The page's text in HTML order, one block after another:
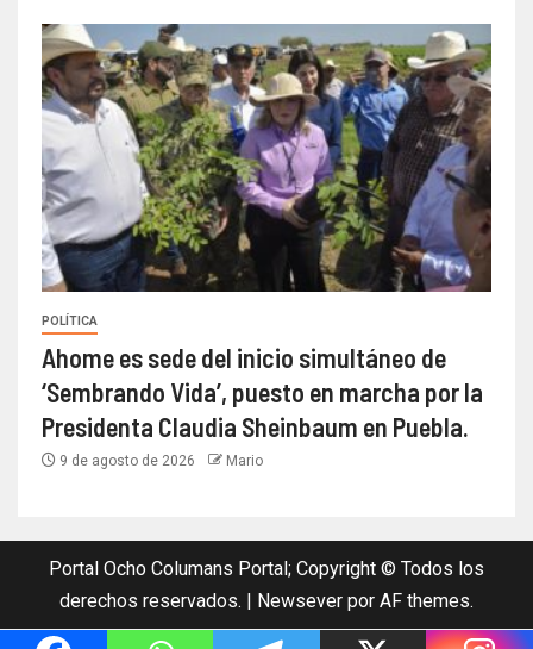
POLÍTICA
Ahome es sede del inicio simultáneo de
‘Sembrando Vida’, puesto en marcha por la
Presidenta Claudia Sheinbaum en Puebla.
9 de agosto de 2026 Mario
Portal Ocho Columans Portal; Copyright © Todos los
derechos reservados. | Newsever por AF themes.